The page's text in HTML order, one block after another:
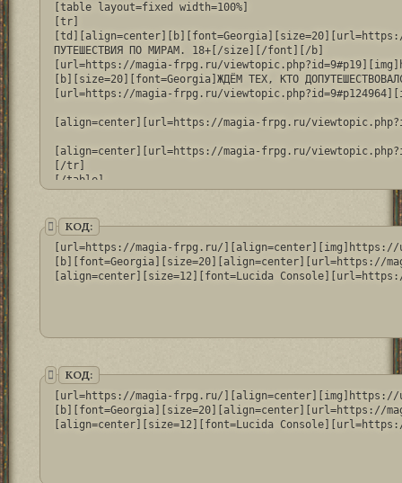
[table layout=fixed width=100%]
[tr]
ПУТЕШЕСТВИЯ ПО МИРАМ. 18+[/size][/font][/b]
[url=https://magia-frpg.ru/
[b][size=20][font=Georgia]ЖДЁМ ТЕХ, КТО
[url=https://magia-frpg.ru/
[align=center][url=https://magia-frpg.ru/
[align=center][url=https://magia-frpg.ru/
[/tr]
[/table]
КОД:
[url=https://magia-frpg.ru/
[b][font=Georgia][size=20][align=center][url=https://
[align=center][size=12][font=Lucida
КОД:
[url=https://magia-frpg.ru/
[b][font=Georgia][size=20][align=center][url=https://
[align=center][size=12][font=Lucida